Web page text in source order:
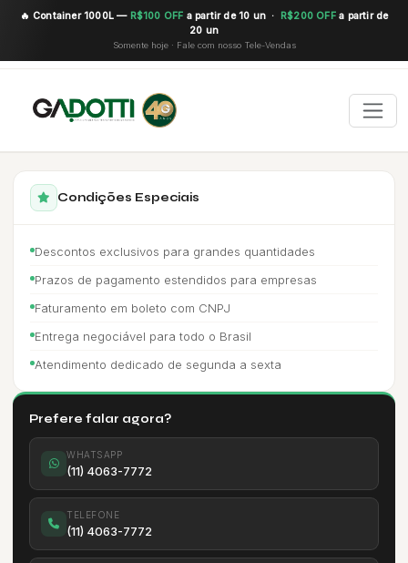
🔥 Container 1000L — R$100 OFF a partir de 10 un · R$200 OFFa partir de
20 un
Somente hoje · Fale com nosso Tele-Vendas
Condições Especiais
Descontos exclusivos para grandes quantidades
Prazos de pagamento estendidos para empresas
Faturamento em boleto com CNPJ
Entrega negociável para todo o Brasil
Atendimento dedicado de segunda a sexta
Prefere falar agora?
WHATSAPP
(11) 4063-7772
TELEFONE
(11) 4063-7772